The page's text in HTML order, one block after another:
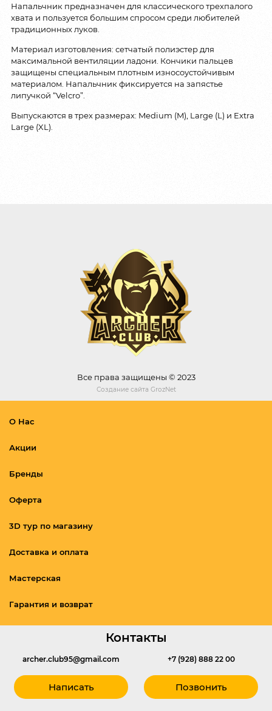
Напальчник предназначен для классического трехпалого
хвата и пользуется большим спросом среди любителей
традиционных луков.
Материал изготовления: сетчатый полиэстер для
максимальной вентиляции ладони. Кончики пальцев
защищены специальным плотным износоустойчивым
материалом. Напальчник фиксируется на запястье
липучкой “Velcro”.
Выпускаются в трех размерах: Medium (M), Large (L) и Extra
Large (XL).
Все права защищены © 2023
Создание сайта GrozNet
О Нас
Акции
Бренды
Оферта
3D тур по магазину
Доставка и оплата
Мастерская
Гарантия и возврат
Контакты
archer.club95@gmail.com
Написать
+7 (928) 888 22 00
Позвонить